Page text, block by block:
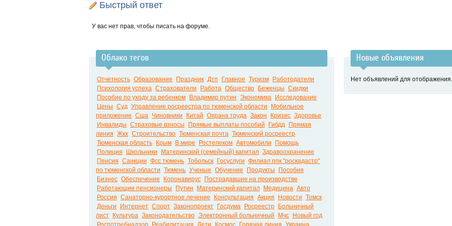
Быстрый ответ
У вас нет прав, чтобы писать на форуме.
Облако тегов
Отчетность Образование Праздник Дтп Главное Туризм
Работодатели
Психология успеха Страхователи Работа Общество Беженцы Скидки
Пособие по уходу за ребенком
Владимир путин Экономика
Исследование
Цены Суд Управление росреестра по тюменской области
Мобильное
приложение Сша Чиновники Китай Охрана труда Закон Кризис Здоровье
Инвалиды Страховые взносы Прямые выплаты пособий Гибдд
Прямая
линия Жкх Строительство Тюменская почта Тюменский росреестр
Тюменская область
Крым В мире Ростелеком Автомобили
Помощь
Полиция
Школьники Материнский (семейный) капитал Здравоохранение
Пенсия Санкции Фсс тюмень Тобольск Госуслуги Филиал ппк "роскадастр"
по тюменской области Тюмень Ученые Обучение Продукты
Пособия
Бизнес Обеспечение Коронавирус
Пострадавшие на производстве
Работающие пенсионеры
Путин Материнский капитал Медицина Авто
Россия Санаторно-курортное лечение Консультация Акция Новости Томск
Деньги
Интернет Спорт Законопроект Госдума Росреестр
Больничный
лист
Культура Законодательство Электронный больничный Мчс
Новый год
Роспотребнадзор
Реабилитация Дети Космос Горячая линия Украина
Новые объявления
Нет объявлений для отображения.